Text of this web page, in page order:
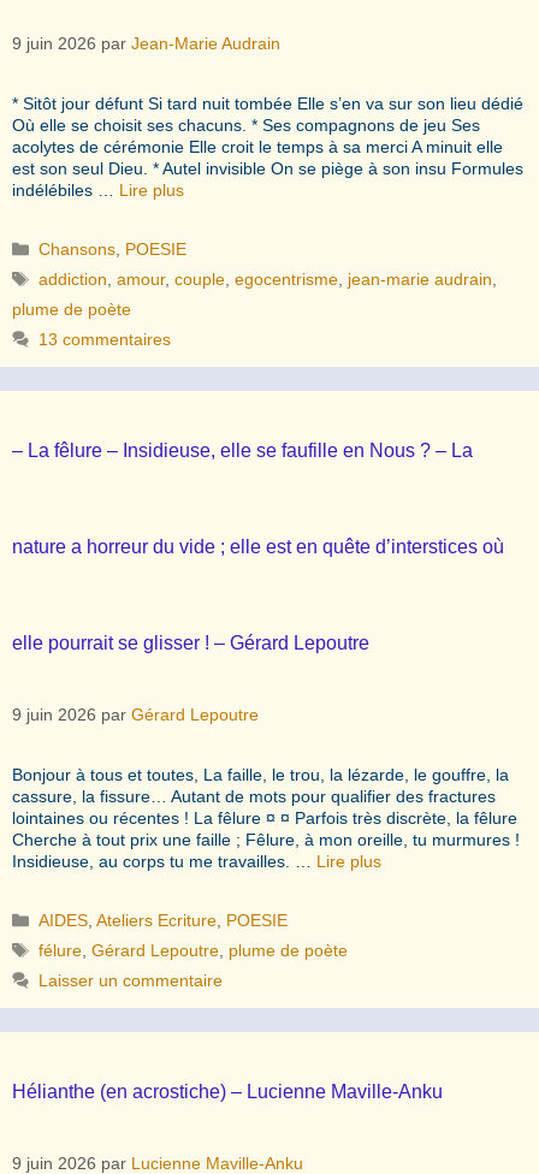
9 juin 2026 par Jean-Marie Audrain
* Sitôt jour défunt Si tard nuit tombée Elle s’en va sur son lieu dédié
Où elle se choisit ses chacuns. * Ses compagnons de jeu Ses
acolytes de cérémonie Elle croit le temps à sa merci A minuit elle
est son seul Dieu. * Autel invisible On se piège à son insu Formules
indélébiles … Lire plus
Catégories
Chansons POESIE
Étiquettes
addiction ,amour,couple ,egocentrisme jean-marie audrain
plume de poète
13 commentaires
– La fêlure – Insidieuse, elle se faufille en Nous ? – La
nature a horreur du vide ; elle est en quête d’interstices où
elle pourrait se glisser ! – Gérard Lepoutre
9 juin 2026 par Gérard Lepoutre
Bonjour à tous et toutes, La faille, le trou, la lézarde, le gouffre, la
cassure, la fissure… Autant de mots pour qualifier des fractures
lointaines ou récentes ! La fêlure ¤ ¤ Parfois très discrète, la fêlure
Cherche à tout prix une faille ; Fêlure, à mon oreille, tu murmures !
Insidieuse, au corps tu me travailles. … Lire plus
Catégories
AIDES ,Ateliers Ecriture POESIE
Étiquettes
félure ,Gérard Lepoutre plume de poète
Laisser un commentaire
Hélianthe (en acrostiche) – Lucienne Maville-Anku
9 juin 2026 par Lucienne Maville-Anku